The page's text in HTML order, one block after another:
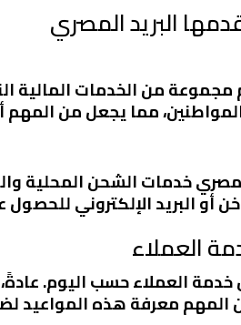
البريد المصري
مجموعة من الخدمات المالية
مما يجعل من
خدمات الشحن المحلية
أو البريد الإلكتروني
العملاء
العملاء حسب اليوم.
المهم معرفة هذه المواعيد